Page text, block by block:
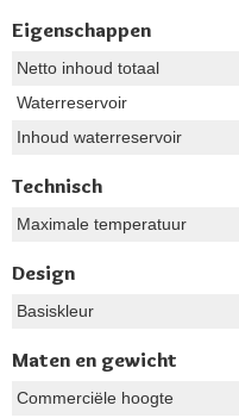
Eigenschappen
Netto inhoud totaal
Waterreservoir
Inhoud waterreservoir
Technisch
Maximale temperatuur
Design
Basiskleur
Maten en gewicht
Commerciële hoogte